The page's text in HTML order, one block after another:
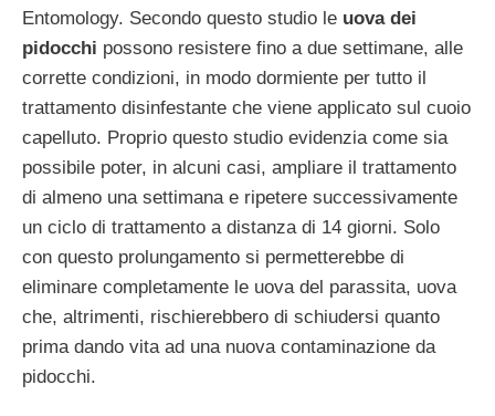
Entomology. Secondo questo studio le uova dei
pidocchi possono resistere fino a due settimane, alle
corrette condizioni, in modo dormiente per tutto il
trattamento disinfestante che viene applicato sul cuoio
capelluto. Proprio questo studio evidenzia come sia
possibile poter, in alcuni casi, ampliare il trattamento
di almeno una settimana e ripetere successivamente
un ciclo di trattamento a distanza di 14 giorni. Solo
con questo prolungamento si permetterebbe di
eliminare completamente le uova del parassita, uova
che, altrimenti, rischierebbero di schiudersi quanto
prima dando vita ad una nuova contaminazione da
pidocchi.